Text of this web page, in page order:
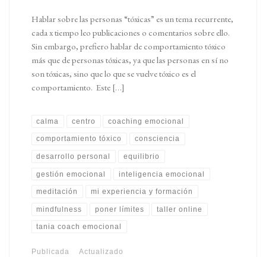
Hablar sobre las personas “tóxicas” es un tema recurrente,
cada x tiempo leo publicaciones o comentarios sobre ello.
Sin embargo, prefiero hablar de comportamiento tóxico
más que de personas tóxicas, ya que las personas en sí no
son tóxicas, sino que lo que se vuelve tóxico es el
comportamiento. Este […]
calma centro coaching emocional
comportamiento tóxico consciencia
desarrollo personal equilibrio
gestión emocional inteligencia emocional
meditación mi experiencia y formación
mindfulness poner límites taller online
tania coach emocional
Publicada Actualizado